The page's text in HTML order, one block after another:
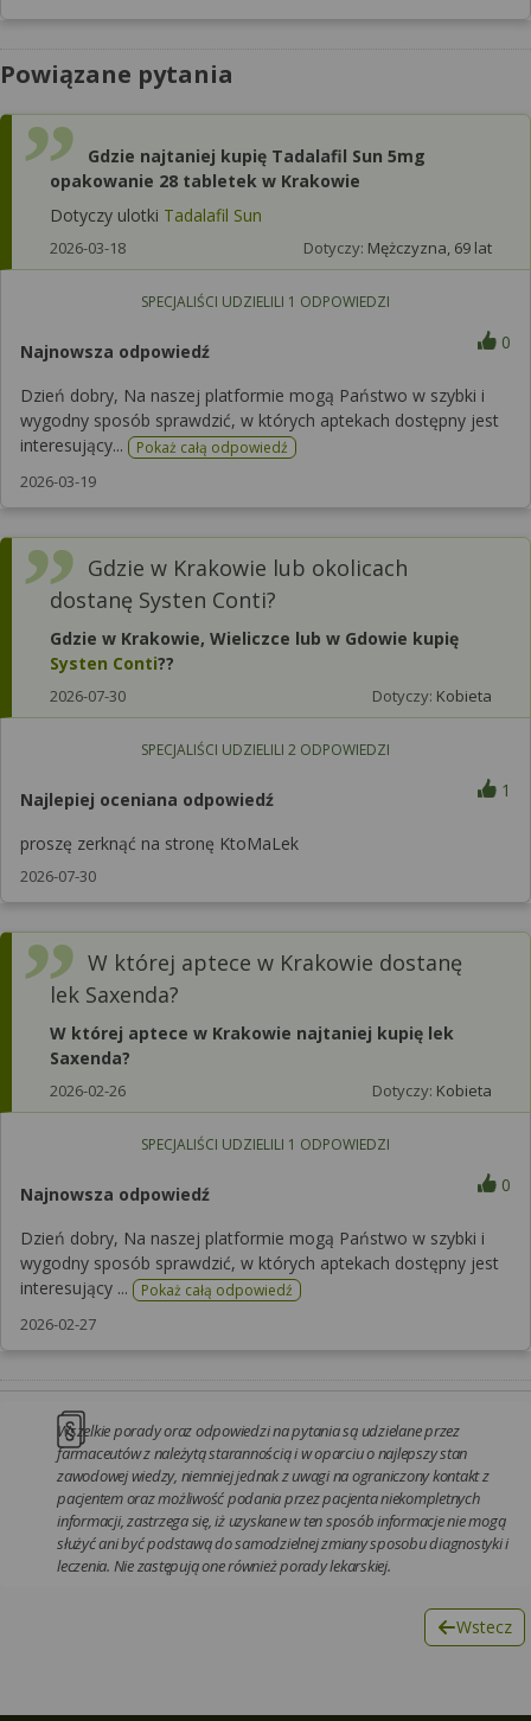
Powiązane pytania
Gdzie najtaniej kupię Tadalafil Sun 5mg
opakowanie 28 tabletek w Krakowie
Dotyczy ulotki Tadalafil Sun
2026-03-18 Dotyczy: Mężczyzna, 69 lat
SPECJALIŚCI UDZIELILI 1 ODPOWIEDZI
Najnowsza odpowiedź 0
Dzień dobry, Na naszej platformie mogą Państwo w szybki i
wygodny sposób sprawdzić, w których aptekach dostępny jest
interesujący...
Pokaż całą odpowiedź
2026-03-19
Gdzie w Krakowie lub okolicach
dostanę Systen Conti?
Gdzie w Krakowie, Wieliczce lub w Gdowie kupię
Systen Conti??
2026-07-30 Dotyczy: Kobieta
SPECJALIŚCI UDZIELILI 2ODPOWIEDZI
Najlepiej oceniana odpowiedź 1
proszę zerknąć na stronę KtoMaLek
2026-07-30
W której aptece w Krakowie dostanę
lek Saxenda?
W której aptece w Krakowie najtaniej kupię lek
Saxenda?
2026-02-26 Dotyczy: Kobieta
SPECJALIŚCI UDZIELILI 1 ODPOWIEDZI
Najnowsza odpowiedź 0
Dzień dobry, Na naszej platformie mogą Państwo w szybki i
wygodny sposób sprawdzić, w których aptekach dostępny jest
interesujący ...
Pokaż całą odpowiedź
2026-02-27
Wszelkie porady oraz odpowiedzi na pytania są udzielane przez
farmaceutów z należytą starannością i w oparciu o najlepszy stan
zawodowej wiedzy, niemniej jednak z uwagi na ograniczony kontakt z
pacjentem oraz możliwość podania przez pacjenta niekompletnych
informacji, zastrzega się, iż uzyskane w ten sposób informacje nie mogą
służyć ani być podstawą do samodzielnej zmiany sposobu diagnostyki i
leczenia. Nie zastępują one również porady lekarskiej.
Wstecz